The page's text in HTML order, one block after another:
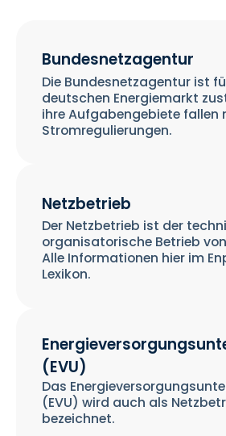
Bundesnetzagentur
Die Bundesnetzagentur ist
deutschen Energiemarkt
ihre Aufgabengebiete fallen
Stromregulierungen.
Netzbetrieb
Der Netzbetrieb ist der
organisatorische Betrieb
Alle Informationen hier im
Lexikon.
(EVU)
Das
(EVU) wird auch als
bezeichnet.